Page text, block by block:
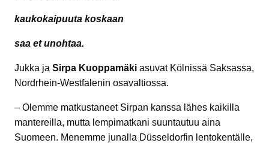
kaukokaipuuta koskaan
saa et unohtaa.
Jukka ja Sirpa Kuoppamäki asuvat Kölnissä Saksassa,
Nordrhein-Westfalenin osavaltiossa.
– Olemme matkustaneet Sirpan kanssa lähes kaikilla
mantereilla, mutta lempimatkani suuntautuu aina
Suomeen. Menemme junalla Düsseldorfin lentokentälle,